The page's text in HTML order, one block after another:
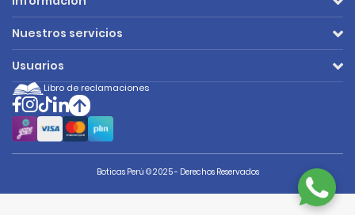
Nuestros servicios
Usuarios
Libro de reclamaciones
Boticas Perú © 2025 - Derechos Reservados